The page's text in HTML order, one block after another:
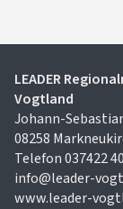
LEADER
Vogtland
Johann-
08258
Telefon 037422
info@leader-
www.leader-